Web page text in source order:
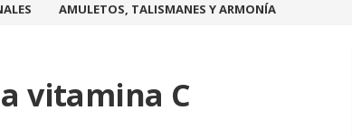
AMULETOS, TALISMANES Y ARMONÍA
vitamina C